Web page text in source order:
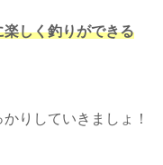
しく釣りができる
りしていきましょ！